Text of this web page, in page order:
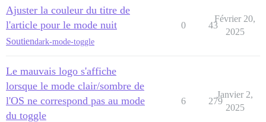
Ajuster la couleur du titre de
l'article pour le mode nuit
Soutiendark-mode-toggle
0 43
Février 20,
2025
Le mauvais logo s'affiche
lorsque le mode clair/sombre de
l'OS ne correspond pas au mode
du toggle
6 279
Janvier 2,
2025